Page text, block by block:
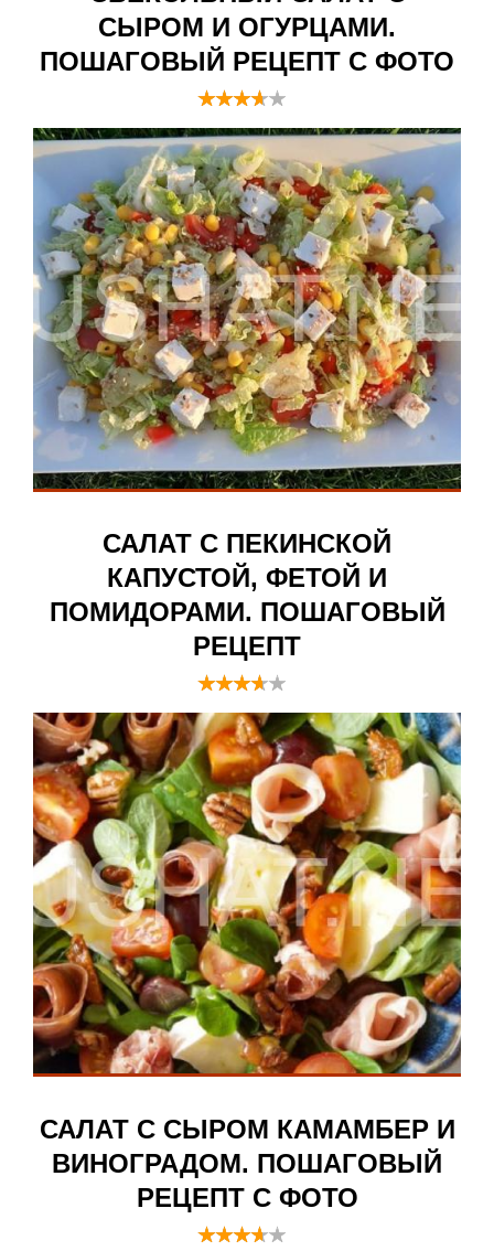
СЫРОМ И ОГУРЦАМИ.
ПОШАГОВЫЙ РЕЦЕПТ С ФОТО
САЛАТ С ПЕКИНСКОЙ
КАПУСТОЙ, ФЕТОЙ И
ПОМИДОРАМИ. ПОШАГОВЫЙ
РЕЦЕПТ
САЛАТ С СЫРОМ КАМАМБЕР И
ВИНОГРАДОМ. ПОШАГОВЫЙ
РЕЦЕПТ С ФОТО